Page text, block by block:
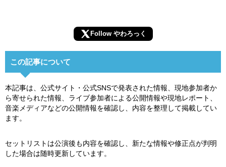
Follow やわろっく
この記事について
本記事は、公式サイト・公式SNSで発表された情報、現地参加者か
ら寄せられた情報、ライブ参加者による公開情報や現地レポート、
音楽メディアなどの公開情報を確認し、内容を整理して掲載してい
ます。
セットリストは公演後も内容を確認し、新たな情報や修正点が判明
した場合は随時更新しています。